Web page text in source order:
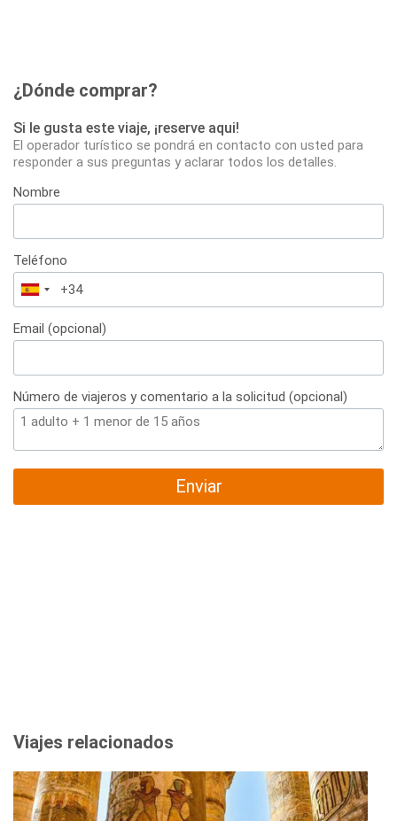
¿Dónde comprar?
Si le gusta este viaje, ¡reserve aqui!
El operador turístico se pondrá en contacto con usted para
responder a sus preguntas y aclarar todos los detalles.
Nombre
Teléfono
España
+34
Email (opcional)
Número de viajeros y comentario a la solicitud (opcional)
Enviar
Viajes relacionados